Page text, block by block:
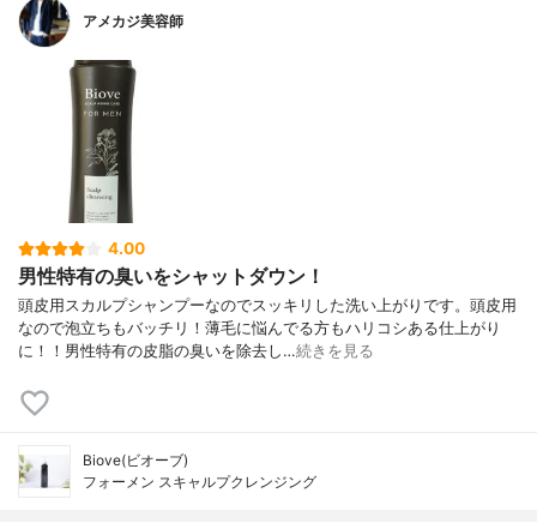
アメカジ美容師
4.00
男性特有の臭いをシャットダウン！
頭皮用スカルプシャンプーなのでスッキリした洗い上がりです。頭皮用
なので泡立ちもバッチリ！薄毛に悩んでる方もハリコシある仕上がり
に！！男性特有の皮脂の臭いを除去し…続きを見る
Biove(ビオーブ)
フォーメン スキャルプクレンジング